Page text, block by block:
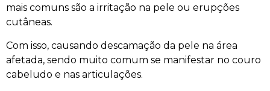
mais comuns são a irritação na pele ou erupções
cutâneas.
Com isso, causando descamação da pele na área
afetada, sendo muito comum se manifestar no couro
cabeludo e nas articulações.